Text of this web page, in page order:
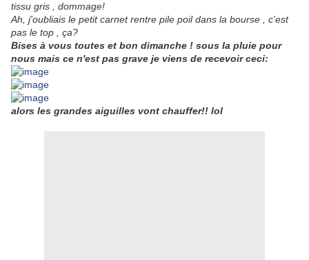
tissu gris , dommage!
Ah, j'oubliais le petit carnet rentre pile poil dans la bourse , c'est
pas le top , ça?
Bises à vous toutes et bon dimanche ! sous la pluie pour
nous mais ce n'est pas grave je viens de recevoir ceci:
alors les grandes aiguilles vont chauffer!! lol